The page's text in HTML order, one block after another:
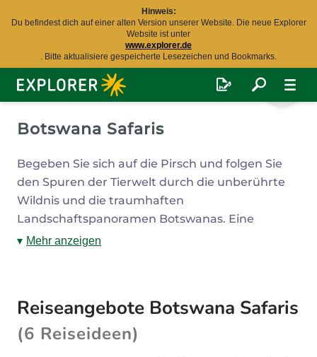
Hinweis:
Du befindest dich auf einer alten Version unserer Website. Die neue Explorer
Website ist unter
www.explorer.de
. Bitte aktualisiere gespeicherte Lesezeichen und Bookmarks.
Explorer
Fernreisen
Botswana Safaris
Begeben Sie sich auf die Pirsch und folgen Sie
den Spuren der Tierwelt durch die unberührte
Wildnis und die traumhaften
Landschaftspanoramen Botswanas. Eine
Botswana Safari ist ein Muss für jede Reise in die
Mehr anzeigen
Reiseangebote Botswana Safaris
(6 Reiseideen)